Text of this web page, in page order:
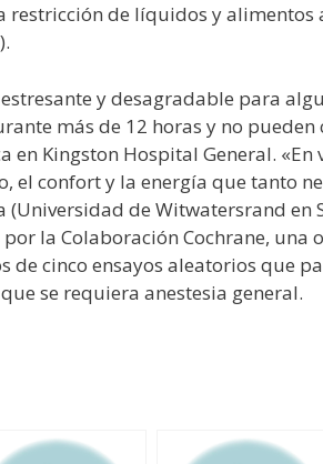
restricción de líquidos y
y desagradable para
más de 12 horas y no
en Kingston Hospital General.
confort y la energía que tanto
de Witwatersrand en
la Colaboración Cochrane,
de cinco ensayos aleatorios que
se requiera anestesia general.